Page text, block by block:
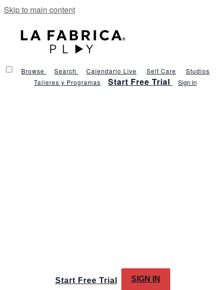
Skip to main content
Browse Search Calendario Live Self Care
Studios
Talleres y Programas
Start Free Trial Sign in
Start Free Trial SIGN IN